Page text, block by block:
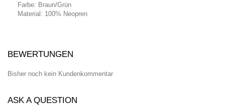
Farbe: Braun/Grün
Material: 100% Neopren
BEWERTUNGEN
Bisher noch kein Kundenkommentar
ASK A QUESTION